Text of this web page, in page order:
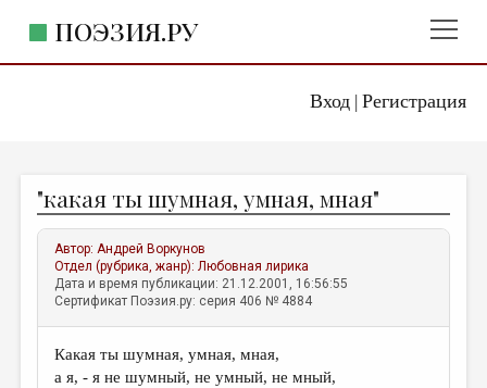
Вход| Регистрация
ПОЭЗИЯ.РУ
ЖАНРЫ
АВТОРЫ
КОММЕНТАРИИ
ЛИТСАЛОН
НОВОСТИ
"какая ты шумная, умная, мная"
Автор:Андрей Воркунов
Отдел (рубрика, жанр):Любовная лирика
Дата и время публикации: 21.12.2001, 16:56:55
Сертификат Поэзия.ру: серия 406 № 4884
Какая ты шумная, умная, мная,
а я, - я не шумный, не умный, не мный,